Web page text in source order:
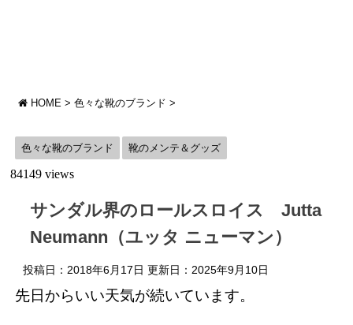
HOME > 色々な靴のブランド >
色々な靴のブランド 靴のメンテ＆グッズ
84149 views
サンダル界のロールスロイス Jutta
Neumann（ユッタ ニューマン）
投稿日：2018年6月17日 更新日： 2025年9月10日
先日からいい天気が続いています。